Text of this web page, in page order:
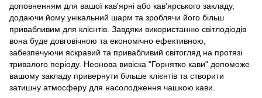
доповненням для вашої кав'ярні або кав'ярського закладу,
додаючи йому унікальний шарм та зроблячи його більш
привабливим для клієнтів. Завдяки використанню світлодіодів
вона буде довговічною та економічно ефективною,
забезпечуючи яскравий та привабливий світогляд на протязі
тривалого періоду. Неонова вивіска "Горнятко кави" допоможе
вашому закладу привернути більше клієнтів та створити
затишну атмосферу для насолодження чашкою кави.